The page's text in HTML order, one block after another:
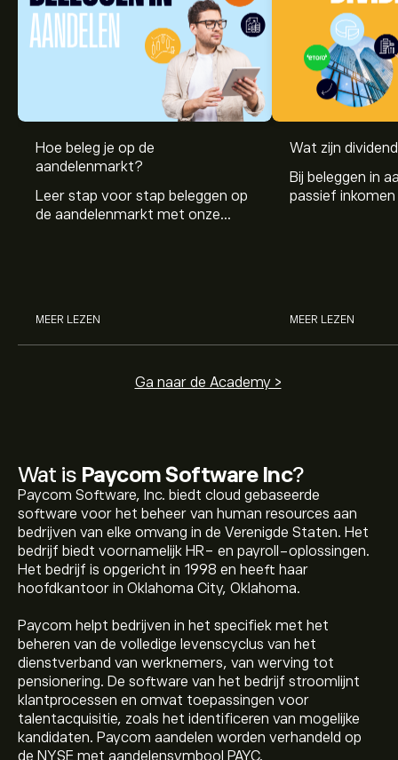
Wat is Paycom Software Inc?
Paycom Software, Inc. biedt cloud gebaseerde
software voor het beheer van human resources aan
bedrijven van elke omvang in de Verenigde Staten. Het
bedrijf biedt voornamelijk HR- en payroll-oplossingen.
Het bedrijf is opgericht in 1998 en heeft haar
hoofdkantoor in Oklahoma City, Oklahoma.
Paycom helpt bedrijven in het specifiek met het
beheren van de volledige levenscyclus van het
dienstverband van werknemers, van werving tot
pensionering. De software van het bedrijf stroomlijnt
klantprocessen en omvat toepassingen voor
talentacquisitie, zoals het identificeren van mogelijke
kandidaten. Paycom aandelen worden verhandeld op
de NYSE met aandelensymbool PAYC.
Hoe beleg je op de
aandelenmarkt?
Leer stap voor stap beleggen op
de aandelenmarkt met onze
MEER LEZEN
Wat zijn
Bij beleggen in
passief
MEER LEZEN
Ga naar de Academy >